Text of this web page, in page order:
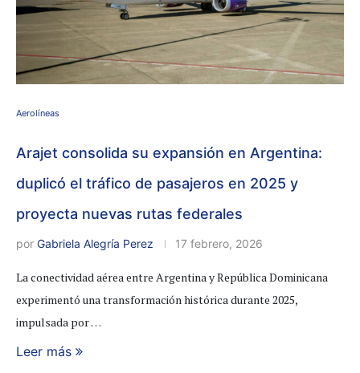
Aerolíneas
Arajet consolida su expansión en Argentina:
duplicó el tráfico de pasajeros en 2025 y
proyecta nuevas rutas federales
por Gabriela Alegría Perez 17 febrero, 2026
La conectividad aérea entre Argentina y República Dominicana
experimentó una transformación histórica durante 2025,
impulsada por …
Leer más